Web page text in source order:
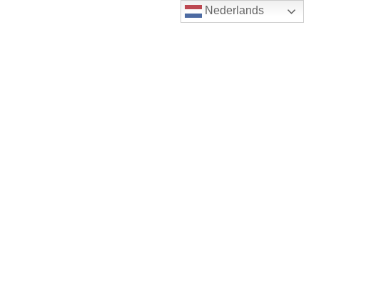
Nederlands